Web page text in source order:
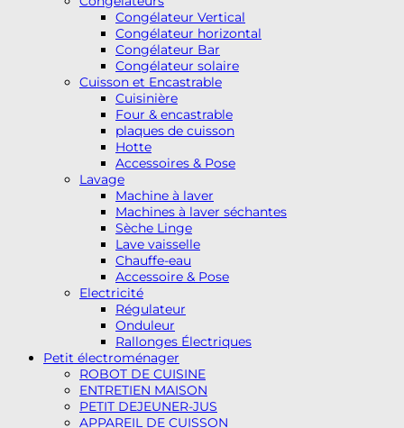
Congélateur Vertical
Congélateur horizontal
Congélateur Bar
Congélateur solaire
Cuisson et Encastrable
Cuisinière
Four & encastrable
plaques de cuisson
Hotte
Accessoires & Pose
Lavage
Machine à laver
Machines à laver séchantes
Sèche Linge
Lave vaisselle
Chauffe-eau
Accessoire & Pose
Electricité
Régulateur
Onduleur
Rallonges Électriques
Petit électroménager
ROBOT DE CUISINE
ENTRETIEN MAISON
PETIT DEJEUNER-JUS
APPAREIL DE CUISSON